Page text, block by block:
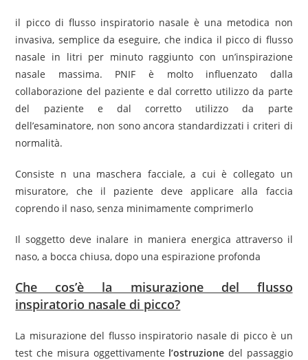
il picco di flusso inspiratorio nasale è una metodica non
invasiva, semplice da eseguire, che indica il picco di flusso
nasale in litri per minuto raggiunto con un’inspirazione
nasale massima. PNIF è molto influenzato dalla
collaborazione del paziente e dal corretto utilizzo da parte
del paziente e dal corretto utilizzo da parte
dell’esaminatore, non sono ancora standardizzati i criteri di
normalità.
Consiste n una maschera facciale, a cui è collegato un
misuratore, che il paziente deve applicare alla faccia
coprendo il naso, senza minimamente comprimerlo
Il soggetto deve inalare in maniera energica attraverso il
naso, a bocca chiusa, dopo una espirazione profonda
Che cos’è la misurazione del flusso
inspiratorio nasale di picco?
La misurazione del flusso inspiratorio nasale di picco è un
test che misura oggettivamente l’ostruzione del passaggio